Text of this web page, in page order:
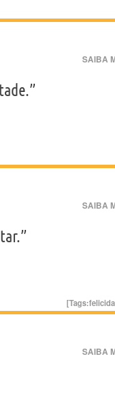
SAIBA
SAIBA
[Tags:
SAIBA